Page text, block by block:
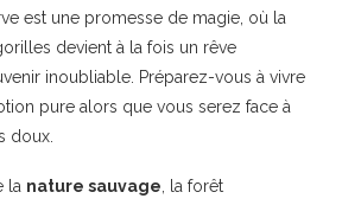
est une promesse de magie, où la
devient à la fois un rêve
inoubliable. Préparez-vous à vivre
pure alors que vous serez face à
doux.
la nature sauvage , la forêt